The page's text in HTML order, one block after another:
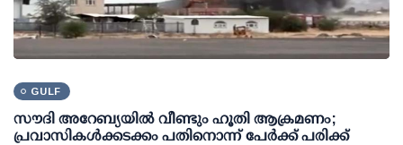
GULF
സൗദി അറേബ്യയില്‍ വീണ്ടും ഹൂതി ആക്രമണം;
പ്രവാസികള്‍ക്കടക്കം പതിനൊന്ന് പേര്‍ക്ക് പരിക്ക്